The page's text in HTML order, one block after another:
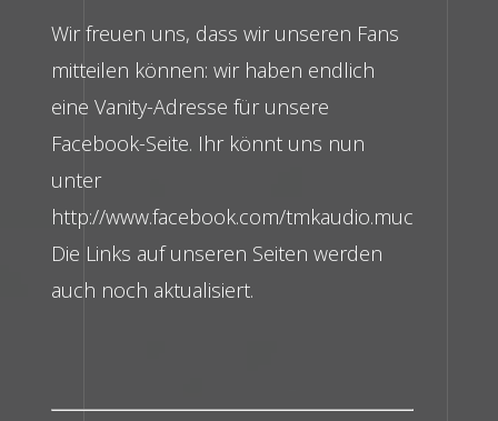
Wir freuen uns, dass wir unseren Fans
mitteilen können: wir haben endlich
eine Vanity-Adresse für unsere
Facebook-Seite. Ihr könnt uns nun
unter
http://www.facebook.com/tmkaudio.muc
Die Links auf unseren Seiten werden
auch noch aktualisiert.